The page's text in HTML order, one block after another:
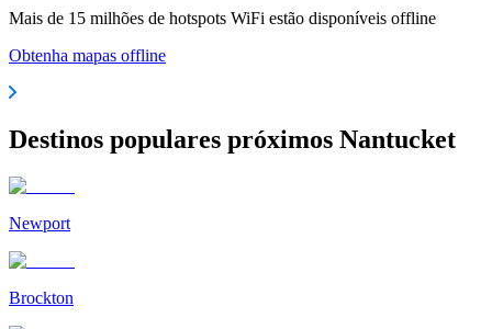
Mais de 15 milhões de hotspots WiFi estão disponíveis offline
Obtenha mapas offline
Destinos populares próximos Nantucket
Newport
Brockton